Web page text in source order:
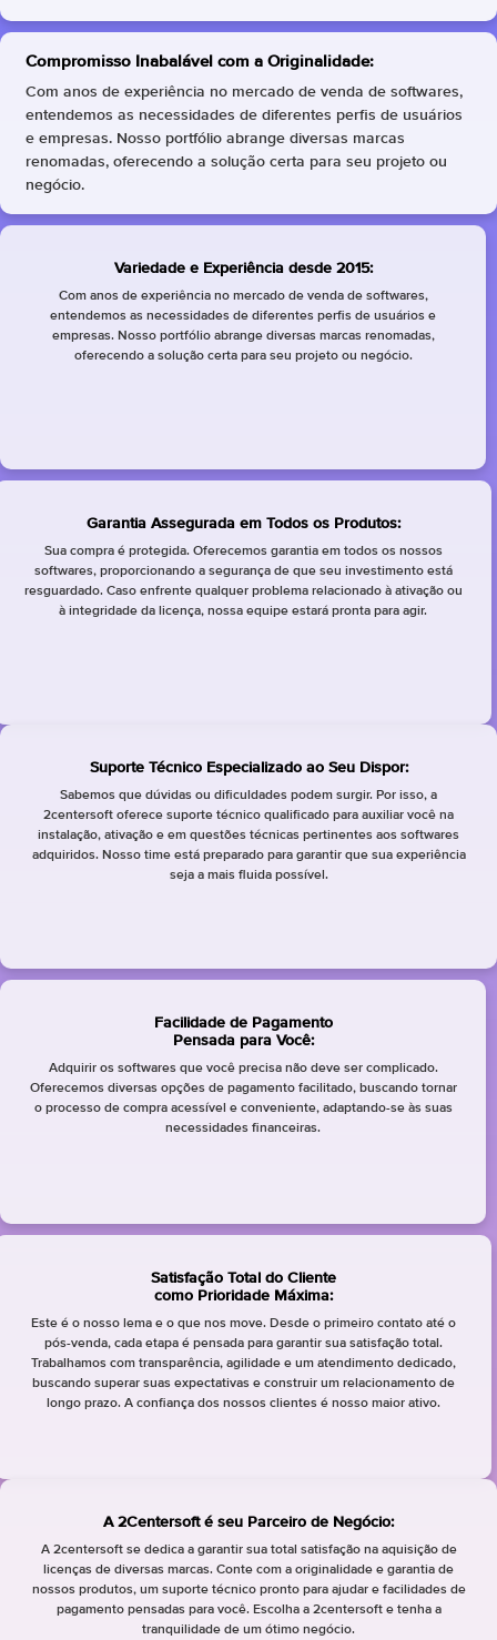
Compromisso Inabalável com a Originalidade:
Com anos de experiência no mercado de venda de softwares,
entendemos as necessidades de diferentes perfis de usuários
e empresas. Nosso portfólio abrange diversas marcas
renomadas, oferecendo a solução certa para seu projeto ou
negócio.
Variedade e Experiência desde 2015:
Com anos de experiência no mercado de venda de softwares,
entendemos as necessidades de diferentes perfis de usuários e
empresas. Nosso portfólio abrange diversas marcas renomadas,
oferecendo a solução certa para seu projeto ou negócio.
Garantia Assegurada em Todos os Produtos:
Sua compra é protegida. Oferecemos garantia em todos os nossos
softwares, proporcionando a segurança de que seu investimento está
resguardado. Caso enfrente qualquer problema relacionado à ativação ou
à integridade da licença, nossa equipe estará pronta para agir.
Suporte Técnico Especializado ao Seu Dispor:
Sabemos que dúvidas ou dificuldades podem surgir. Por isso, a
2centersoft oferece suporte técnico qualificado para auxiliar você na
instalação, ativação e em questões técnicas pertinentes aos softwares
adquiridos. Nosso time está preparado para garantir que sua experiência
seja a mais fluida possível.
Facilidade de Pagamento
Pensada para Você:
Adquirir os softwares que você precisa não deve ser complicado.
Oferecemos diversas opções de pagamento facilitado, buscando tornar
o processo de compra acessível e conveniente, adaptando-se às suas
necessidades financeiras.
Satisfação Total do Cliente
como Prioridade Máxima:
Este é o nosso lema e o que nos move. Desde o primeiro contato até o
pós-venda, cada etapa é pensada para garantir sua satisfação total.
Trabalhamos com transparência, agilidade e um atendimento dedicado,
buscando superar suas expectativas e construir um relacionamento de
longo prazo. A confiança dos nossos clientes é nosso maior ativo.
A 2Centersoft é seu Parceiro de Negócio:
A 2centersoft se dedica a garantir sua total satisfação na aquisição de
licenças de diversas marcas. Conte com a originalidade e garantia de
nossos produtos, um suporte técnico pronto para ajudar e facilidades de
pagamento pensadas para você. Escolha a 2centersoft e tenha a
tranquilidade de um ótimo negócio.